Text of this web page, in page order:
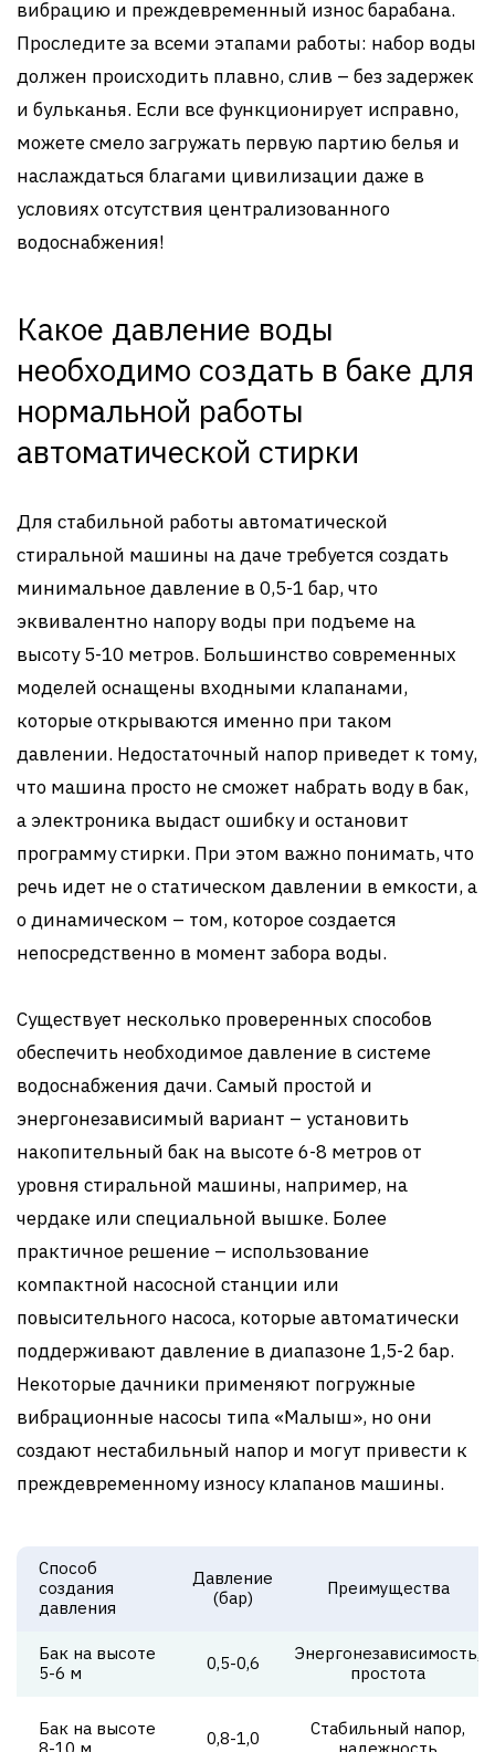
вибрацию и преждевременный износ барабана.
Проследите за всеми этапами работы: набор воды
должен происходить плавно, слив – без задержек
и бульканья. Если все функционирует исправно,
можете смело загружать первую партию белья и
наслаждаться благами цивилизации даже в
условиях отсутствия централизованного
водоснабжения!
Какое давление воды
необходимо создать в баке для
нормальной работы
автоматической стирки
Для стабильной работы автоматической
стиральной машины на даче требуется создать
минимальное давление в 0,5-1 бар, что
эквивалентно напору воды при подъеме на
высоту 5-10 метров. Большинство современных
моделей оснащены входными клапанами,
которые открываются именно при таком
давлении. Недостаточный напор приведет к тому,
что машина просто не сможет набрать воду в бак,
а электроника выдаст ошибку и остановит
программу стирки. При этом важно понимать, что
речь идет не о статическом давлении в емкости, а
о динамическом – том, которое создается
непосредственно в момент забора воды.
Существует несколько проверенных способов
обеспечить необходимое давление в системе
водоснабжения дачи. Самый простой и
энергонезависимый вариант – установить
накопительный бак на высоте 6-8 метров от
уровня стиральной машины, например, на
чердаке или специальной вышке. Более
практичное решение – использование
компактной насосной станции или
повысительного насоса, которые автоматически
поддерживают давление в диапазоне 1,5-2 бар.
Некоторые дачники применяют погружные
вибрационные насосы типа «Малыш», но они
создают нестабильный напор и могут привести к
преждевременному износу клапанов машины.
Способ
создания
давления
Давление
(бар)
Преимущества
Бак на высоте
5-6 м
0,5-0,6
Энергонезависимость,
простота
Бак на высоте
0,8-1,0
Стабильный напор,